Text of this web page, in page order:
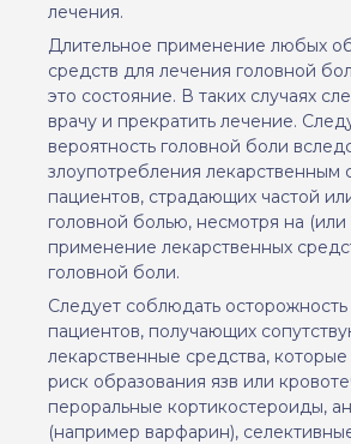
лечения.
Длительное применение любых
средств для лечения головной
это состояние. В таких случаях
врачу и прекратить лечение.
вероятность головной боли
злоупотребления лекарственным
пациентов, страдающих частой
головной болью, несмотря на (или
применение лекарственных
головной боли.
Следует соблюдать
пациентов, получающих
лекарственные средства,
риск образования язв или
пероральные кортикостероиды,
(например варфарин),